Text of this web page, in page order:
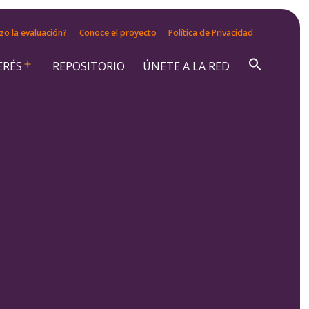
la evaluación? Conoce el proyecto Política de Privacidad
Abrir
REPOSITORIO ÚNETE A LA RED